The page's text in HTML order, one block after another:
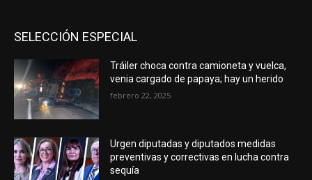
SELECCIÓN ESPECIAL
Tráiler choca contra camioneta y vuelca,
venia cargado de papaya; hay un herido
febrero 22, 2025
Urgen diputadas y diputados medidas
preventivas y correctivas en lucha contra
sequía